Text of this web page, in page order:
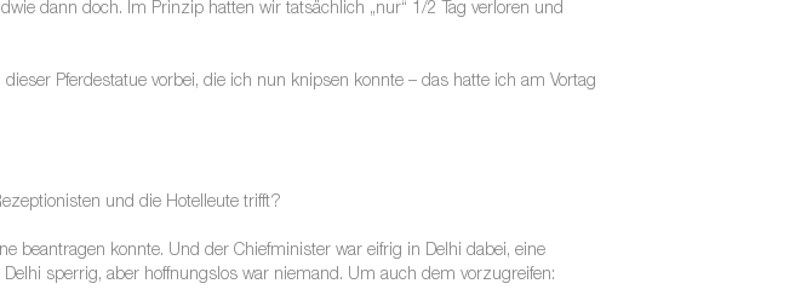
dann doch. Im Prinzip hatten wir tatsächlich „nur“ 1/2 Tag verloren und
Pferdestatue vorbei, die ich nun knipsen konnte – das hatte ich am Vortag
und die Hotelleute trifft?
beantragen konnte. Und der Chiefminister war eifrig in Delhi dabei, eine
sperrig, aber hoffnungslos war niemand. Um auch dem vorzugreifen: